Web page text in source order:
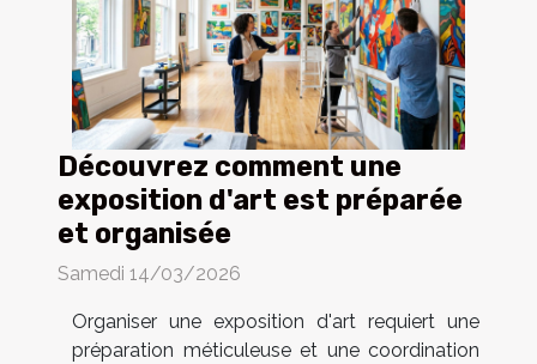
Découvrez comment une
exposition d'art est préparée
et organisée
Samedi 14/03/2026
Organiser une exposition d'art requiert une
préparation méticuleuse et une coordination